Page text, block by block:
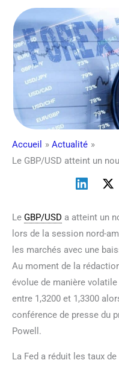
Accueil
Actualité
Le GBP/USD atteint un
Le GBP/USD a atteint un
lors de la session nord-
les marchés avec une
Au moment de la
évolue de manière
entre 1,3200 et 1,3300
conférence de presse du
Powell.
La Fed a réduit les taux